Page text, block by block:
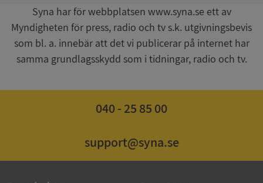
Syna har för webbplatsen www.syna.se ett av
Myndigheten för press, radio och tv s.k. utgivningsbevis
som bl. a. innebär att det vi publicerar på internet har
samma grundlagsskydd som i tidningar, radio och tv.
040 - 25 85 00
support@syna.se
VISITOR_PRIVACY_METADATA
YouTube
.youtube.com
5 månader
4 veckor
Google
Privacy Policy